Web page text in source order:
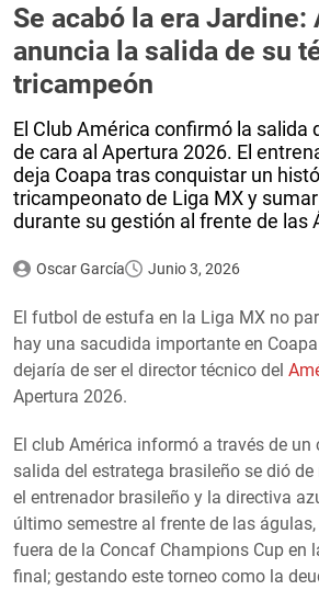
Se acabó la era Jardine:
anuncia la salida de su
tricampeón
El Club América confirmó la salida
de cara al Apertura 2026. El
deja Coapa tras conquistar un
tricampeonato de Liga MX y
durante su gestión al frente de las
Oscar García Junio 3, 2026
El futbol de estufa en la Liga MX no
hay una sacudida importante en
dejaría de ser el director técnico del
Apertura 2026.
El club América informó a través de
salida del estratega brasileño se dió
el entrenador brasileño y la directiva
último semestre al frente de las
fuera de la Concaf Champions Cup en
final; gestando este torneo como la